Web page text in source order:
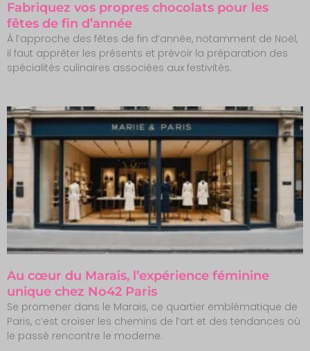
Fabriquez vos propres chocolats pour les
fêtes de fin d’année
À l’approche des fêtes de fin d’année, notamment de Noël,
il faut apprêter les présents et prévoir la préparation des
spécialités culinaires associées aux festivités.
Au cœur du Marais, l’expérience féminine
unique chez No42 Paris
Se promener dans le Marais, ce quartier emblématique de
Paris, c’est croiser les chemins de l’art et des tendances où
le passé rencontre le moderne.